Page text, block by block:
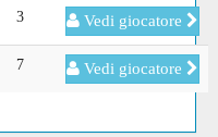
3 Vedi giocatore
7 Vedi giocatore